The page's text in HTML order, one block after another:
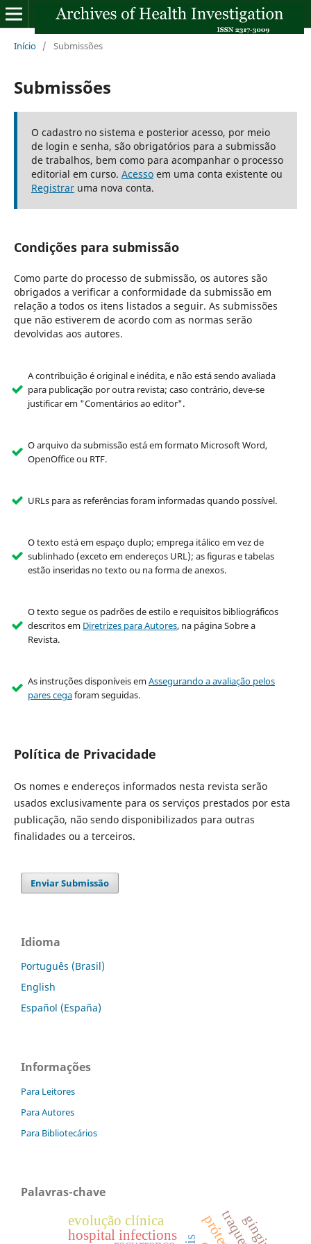
Início / Submissões
Submissões
O cadastro no sistema e posterior acesso, por meio
de login e senha, são obrigatórios para a submissão
de trabalhos, bem como para acompanhar o processo
editorial em curso. Acessoem uma conta existente ou
Registraruma nova conta.
Condições para submissão
Como parte do processo de submissão, os autores são
obrigados a verificar a conformidade da submissão em
relação a todos os itens listados a seguir. As submissões
que não estiverem de acordo com as normas serão
devolvidas aos autores.
A contribuição é original e inédita, e não está sendo avaliada
para publicação por outra revista; caso contrário, deve-se
justificar em "Comentários ao editor".
O arquivo da submissão está em formato Microsoft Word,
OpenOffice ou RTF.
URLs para as referências foram informadas quando possível.
O texto está em espaço duplo; emprega itálico em vez de
sublinhado (exceto em endereços URL); as figuras e tabelas
estão inseridas no texto ou na forma de anexos.
O texto segue os padrões de estilo e requisitos bibliográficos
descritos em Diretrizes para Autores, na página Sobre a
Revista.
As instruções disponíveis emAssegurando a avaliação pelos
pares cegaforam seguidas.
Política de Privacidade
Os nomes e endereços informados nesta revista serão
usados exclusivamente para os serviços prestados por esta
publicação, não sendo disponibilizados para outras
finalidades ou a terceiros.
Enviar Submissão
Idioma
Português (Brasil)
English
Español (España)
Informações
Para Leitores
Para Autores
Para Bibliotecários
Palavras-chave
hospital infections
evolução clínica